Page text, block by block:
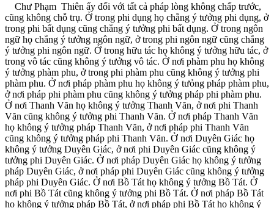
Chư Phạm Thiên ấy đối với tất cả pháp lòng không chấp trước,
cũng không chỗ trụ. Ở trong phi dụng họ chẳng ý tưởng phi dụng, ở
trong phi bất dụng cũng chẳng ý tưởng phi bất dụng. Ở trong ngôn
ngữ họ chẳng ý tưởng ngôn ngữ, ở trong phi ngôn ngữ cũng chẳng
ý tưởng phi ngôn ngữ. Ở trong hữu tác họ không ý tưởng hữu tác, ở
trong vô tác cũng không ý tưởng vô tác. Ở nơi phàm phu họ không
ý tưởng phàm phu, ở trong phi phàm phu cũng không ý tưởng phi
phàm phu. Ở nơi pháp phàm phu họ không ý tưỏng pháp phàm phu,
ở nơi pháp phi phàm phu cũng không ý tưởng pháp phi phàm phu.
Ở nơi Thanh Văn họ không ý tưởng Thanh Văn, ở nơi phi Thanh
Văn cũng không ý tưởng phi Thanh Văn. Ở nơi pháp Thanh Văn
họ không ý tưởng pháp Thanh Văn, ở nơi pháp phi Thanh Văn
cũng không ý tưởng pháp phi Thanh Văn. Ở nơi Duyên Giác họ
không ý tưởng Duyên Giác, ở nơi phi Duyên Giác cũng không ý
tưởng phi Duyên Giác. Ở nơi pháp Duyên Giác họ không ý tưởng
pháp Duyên Giác, ở nơi pháp phi Duyên Giác cũng không ý tưởng
pháp phi Duyên Giác. Ở nơi Bồ Tát họ không ý tưởng Bồ Tát. Ở
nơi phi Bồ Tát cũng không ý tưởng phi Bồ Tát. Ở nơi pháp Bồ Tát
họ không ý tưởng pháp Bồ Tát, ở nơi pháp phi Bồ Tát họ không ý